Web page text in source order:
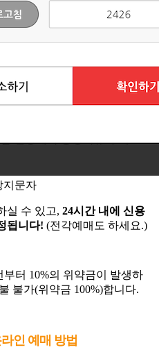
지문자
실 수 있고, 24시간 내에 신용
됩니다! (전각예매도 하세요.)
터 10%의 위약금이 발생하
불가(위약금 100%)합니다.
인 예매 방법